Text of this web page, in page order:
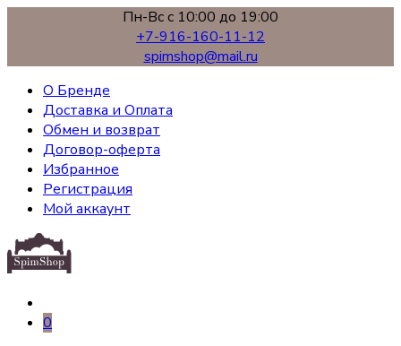
Пн-Вс с 10:00 до 19:00
+7-916-160-11-12
spimshop@mail.ru
О Бренде
Доставка и Оплата
Обмен и возврат
Договор-оферта
Избранное
Регистрация
Мой аккаунт
0